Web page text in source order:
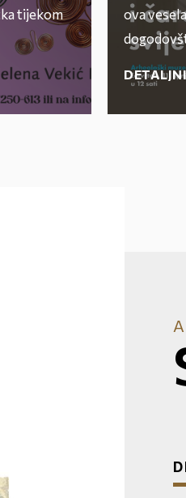
tijekom
ova